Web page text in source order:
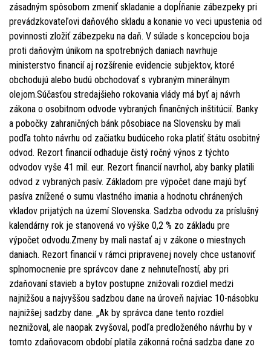
zásadným spôsobom zmeniť skladanie a dopĺňanie zábezpeky pri
prevádzkovateľovi daňového skladu a konanie vo veci upustenia od
povinnosti zložiť zábezpeku na daň. V súlade s koncepciou boja
proti daňovým únikom na spotrebných daniach navrhuje
ministerstvo financií aj rozšírenie evidencie subjektov, ktoré
obchodujú alebo budú obchodovať s vybraným minerálnym
olejom.Súčasťou stredajšieho rokovania vlády má byť aj návrh
zákona o osobitnom odvode vybraných finančných inštitúcií. Banky
a pobočky zahraničných bánk pôsobiace na Slovensku by mali
podľa tohto návrhu od začiatku budúceho roka platiť štátu osobitný
odvod. Rezort financií odhaduje čistý ročný výnos z týchto
odvodov vyše 41 mil. eur. Rezort financií navrhol, aby banky platili
odvod z vybraných pasív. Základom pre výpočet dane majú byť
pasíva znížené o sumu vlastného imania a hodnotu chránených
vkladov prijatých na území Slovenska. Sadzba odvodu za príslušný
kalendárny rok je stanovená vo výške 0,2 % zo základu pre
výpočet odvodu.Zmeny by mali nastať aj v zákone o miestnych
daniach. Rezort financií v rámci pripravenej novely chce ustanoviť
splnomocnenie pre správcov dane z nehnuteľností, aby pri
zdaňovaní stavieb a bytov postupne znižovali rozdiel medzi
najnižšou a najvyššou sadzbou dane na úroveň najviac 10-násobku
najnižšej sadzby dane. „Ak by správca dane tento rozdiel
neznižoval, ale naopak zvyšoval, podľa predloženého návrhu by v
tomto zdaňovacom období platila zákonná ročná sadzba dane zo